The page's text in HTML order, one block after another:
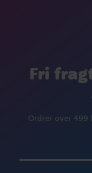
Fri
Ordrer over